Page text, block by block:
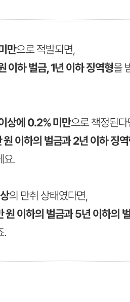
만으로 적발되면,
이하 벌금, 1년 이하 징역형을
상에 0.2% 미만으로 책정된다
이하의 벌금과 2년 이하 징
요.
의 만취 상태였다면,
이하의 벌금과 5년 이하의
.